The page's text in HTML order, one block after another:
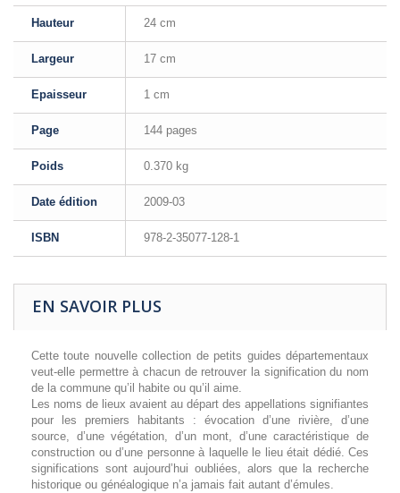
Hauteur 24 cm
Largeur 17 cm
Epaisseur 1 cm
Page 144 pages
Poids 0.370 kg
Date édition 2009-03
ISBN 978-2-35077-128-1
EN SAVOIR PLUS
Cette toute nouvelle collection de petits guides départementaux
veut-elle permettre à chacun de retrouver la signification du nom
de la commune qu’il habite ou qu’il aime.
Les noms de lieux avaient au départ des appellations signifiantes
pour les premiers habitants : évocation d’une rivière, d’une
source, d’une végétation, d’un mont, d’une caractéristique de
construction ou d’une personne à laquelle le lieu était dédié. Ces
significations sont aujourd’hui oubliées, alors que la recherche
historique ou généalogique n’a jamais fait autant d’émules.